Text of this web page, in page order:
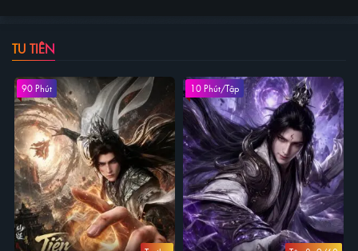
TU TIÊN
90 Phút 10 Phút/Tập